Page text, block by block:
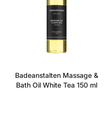
Badeanstalten Massage &
Bath Oil White Tea 150 ml